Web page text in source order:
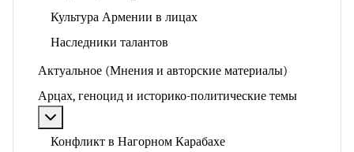
Культура Армении в лицах
Наследники талантов
Актуальное (Мнения и авторские материалы)
Арцах, геноцид и историко-политические темы
Конфликт в Нагорном Карабахе